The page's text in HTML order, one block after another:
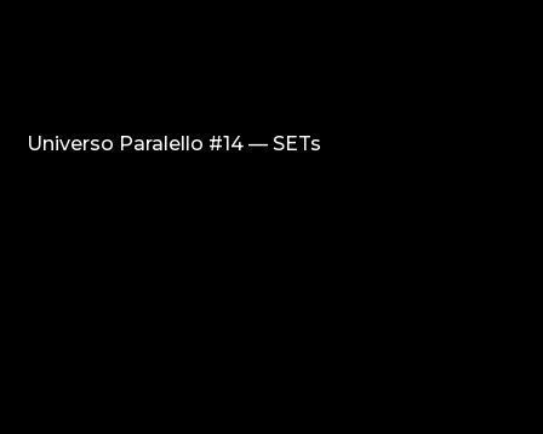
Universo Paralello #14 — SETs